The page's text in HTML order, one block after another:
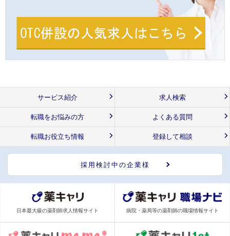
サービス紹介 求人検索
転職をお悩みの方 よくある質問
転職お役立ち情報 登録して相談
採用検討中の企業様
日本最大級の薬剤師求人情報サイト 病院・薬局等の薬剤師の職場情報サイト